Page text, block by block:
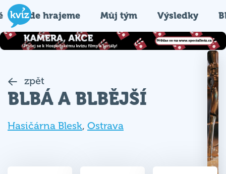
Kde hrajeme Můj tým Výsledky
zpět
BLBÁ A BLBĚJŠÍ
Hasičárna Blesk, Ostrava